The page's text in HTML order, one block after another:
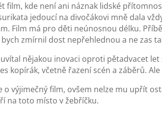
film, kde není ani náznak lidské
jedoucí na divočákovi mně dala
Film má pro děti neúnosnou délku.
bych zmírnil dost nepřehlednou a ne zas
nějakou inovaci oproti pětadvacet
kopírák, včetně řazení scén a záběrů.
o výjimečný film, ovšem nelze mu upřít
na toto místo v žebříčku.